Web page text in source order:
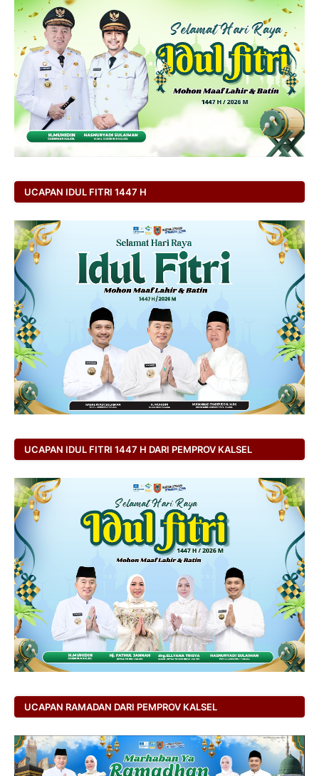
UCAPAN IDUL FITRI 1447 H
UCAPAN IDUL FITRI 1447 H DARI PEMPROV KALSEL
UCAPAN RAMADAN DARI PEMPROV KALSEL